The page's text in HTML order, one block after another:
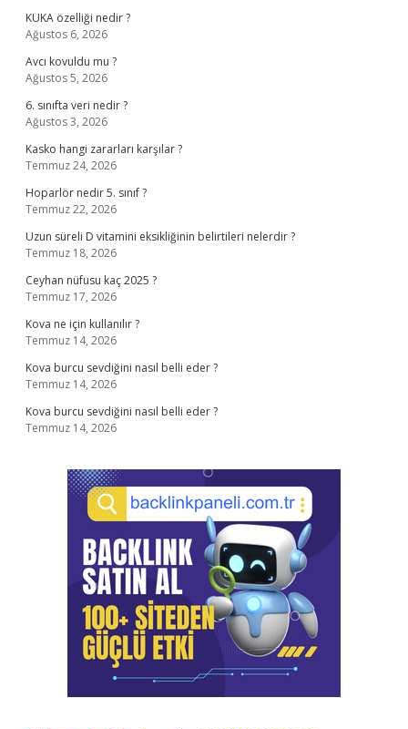
KUKA özelliği nedir ?
Ağustos 6, 2026
Avcı kovuldu mu ?
Ağustos 5, 2026
6. sınıfta veri nedir ?
Ağustos 3, 2026
Kasko hangi zararları karşılar ?
Temmuz 24, 2026
Hoparlör nedir 5. sınıf ?
Temmuz 22, 2026
Uzun süreli D vitamini eksikliğinin belirtileri nelerdir ?
Temmuz 18, 2026
Ceyhan nüfusu kaç 2025 ?
Temmuz 17, 2026
Kova ne için kullanılır ?
Temmuz 14, 2026
Kova burcu sevdiğini nasıl belli eder ?
Temmuz 14, 2026
Kova burcu sevdiğini nasıl belli eder ?
Temmuz 14, 2026